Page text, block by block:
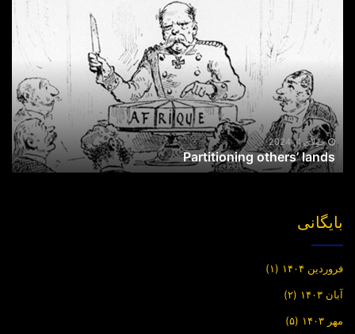
others’
جولای 4, 2024
Partitioning others’ lands
بایگانی
فروردین ۱۴۰۴ (۱)
آبان ۱۴۰۳ (۲)
مهر ۱۴۰۳ (۵)